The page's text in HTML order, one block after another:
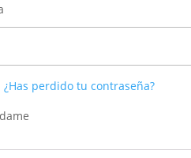
¿Has perdido tu contraseña?